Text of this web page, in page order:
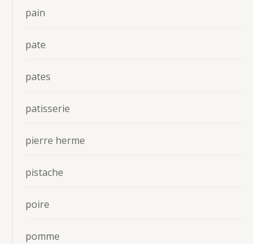
pain
pate
pates
patisserie
pierre herme
pistache
poire
pomme